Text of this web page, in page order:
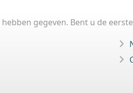
gegeven. Bent u de